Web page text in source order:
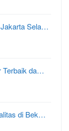
Sela…
Terbaik da…
di Bek…